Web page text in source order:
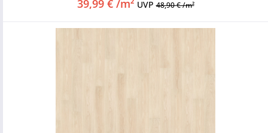
39,99 € /m² UVP48,90 € /m²